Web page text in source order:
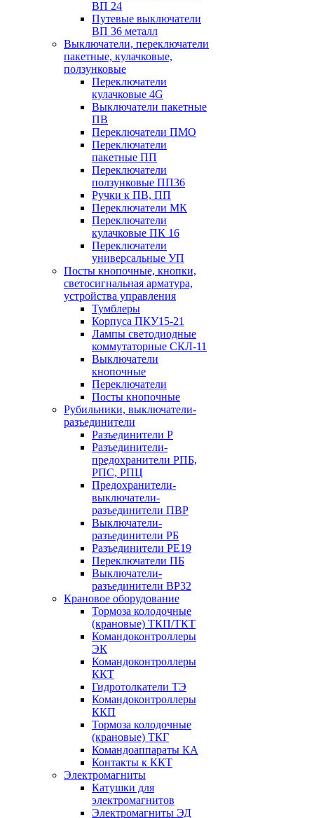
ВП 24
Путевые выключатели
ВП 36 металл
Выключатели, переключатели
пакетные, кулачковые,
ползунковые
Переключатели
кулачковые 4G
Выключатели пакетные
ПВ
Переключатели ПМО
Переключатели
пакетные ПП
Переключатели
ползунковые ПП36
Ручки к ПВ, ПП
Переключатели МК
Переключатели
кулачковые ПК 16
Переключатели
универсальные УП
Посты кнопочные, кнопки,
светосигнальная арматура,
устройства управления
Тумблеры
Корпуса ПКУ15-21
Лампы светодиодные
коммутаторные СКЛ-11
Выключатели
кнопочные
Переключатели
Посты кнопочные
Рубильники, выключатели-
разъединители
Разъединители Р
Разъединители-
предохранители РПБ,
РПС, РПЦ
Предохранители-
выключатели-
разъединители ПВР
Выключатели-
разъединители РБ
Разъединители РЕ19
Переключатели ПБ
Выключатели-
разъединители ВР32
Крановое оборудование
Тормоза колодочные
(крановые) ТКП/ТКТ
Командоконтроллеры
ЭК
Командоконтроллеры
ККТ
Гидротолкатели ТЭ
Командоконтроллеры
ККП
Тормоза колодочные
(крановые) ТКГ
Командоаппараты КА
Контакты к ККТ
Электромагниты
Катушки для
электромагнитов
Электромагниты ЭД